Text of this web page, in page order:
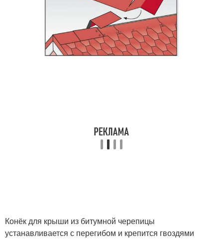
Конёк для крыши из битумной черепицы
устанавливается с перегибом и крепится гвоздями